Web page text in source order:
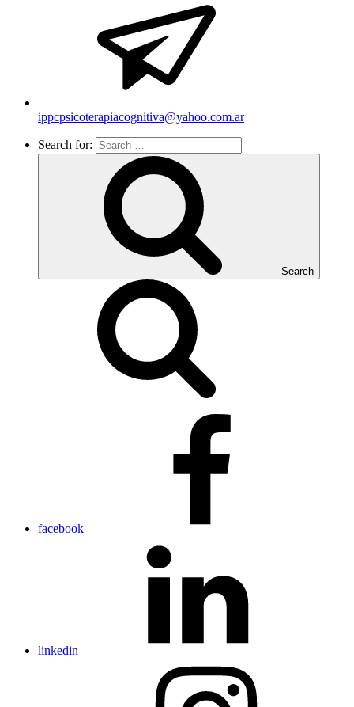
ippcpsicoterapiacognitiva@yahoo.com.ar
Search for:
Search
facebook
linkedin